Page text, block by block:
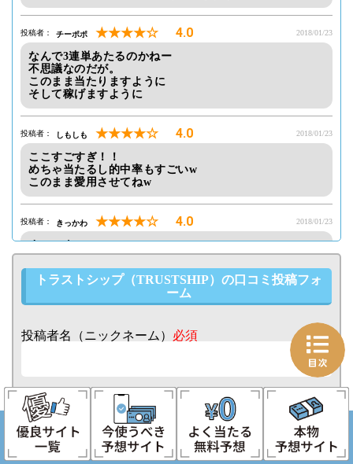
投稿者： チーポポ ★★★★☆ 4.0 2018/01/23
なんで3連単あたるのかねー
不思議なのだが。
このまま当たりますように
そして稼げますように
投稿者： しもしも ★★★★☆ 4.0 2018/01/23
ここすごすぎ！！
めちゃ当たるし的中率もすごいw
このまま愛用させてねw
投稿者： きっかわ ★★★★☆ 4.0 2018/01/23
すごいよー
なんでこんなに稼げるのw
驚きでしかないよー
このままトラストシップと共に突っ走っていきましょう
投稿者： あーりん ★★★★☆ 4.0 2018/01/23
まぢですごいわ
投稿者： わこうどー ★★★★☆ 4.0 2018/01/22
やっぱり何事もきちんとしたいタイプなのでこの口コミ
トラストシップ（TRUSTSHIP）の口コミ投稿フォ
ーム
投稿者名（ニックネーム） 必須
評価
コメント必須